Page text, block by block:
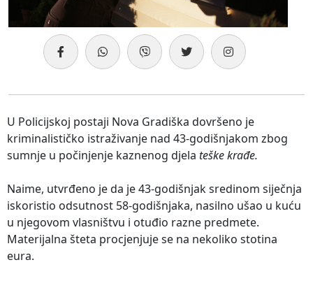
U Policijskoj postaji Nova Gradiška dovršeno je
kriminalističko istraživanje nad 43-godišnjakom zbog
sumnje u počinjenje kaznenog djela teške krađe.
Naime, utvrđeno je da je 43-godišnjak sredinom siječnja
iskoristio odsutnost 58-godišnjaka, nasilno ušao u kuću
u njegovom vlasništvu i otuđio razne predmete.
Materijalna šteta procjenjuje se na nekoliko stotina
eura.